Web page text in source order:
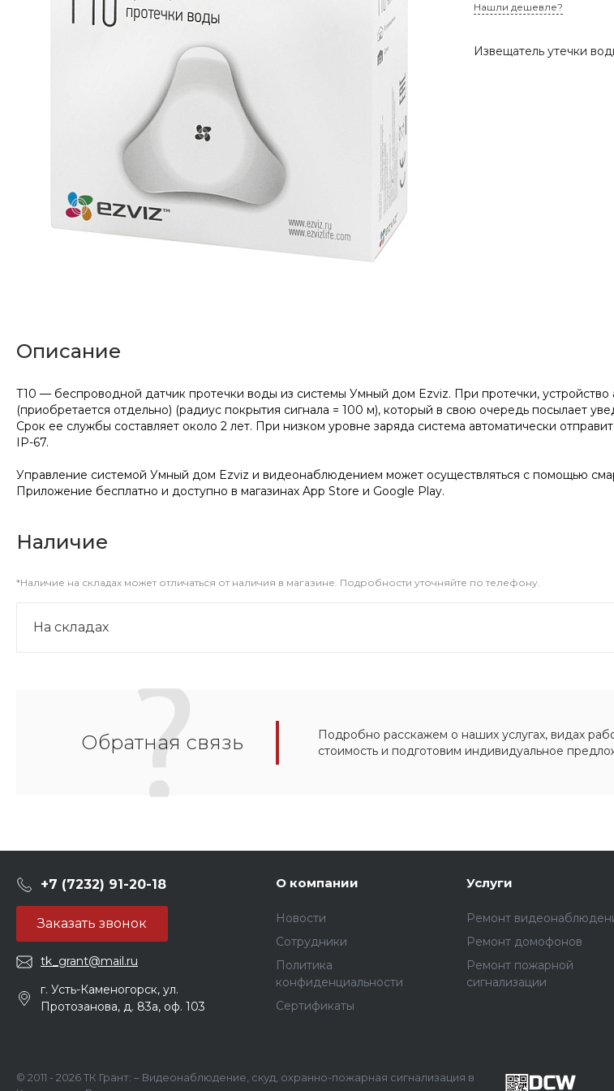
Нашли дешевле?
Извещатель утечки
Описание
T10 — беспроводной датчик протечки воды из системы Умный дом Ezviz. При протечки, устройство
(приобретается отдельно) (радиус покрытия сигнала = 100 м), который в свою очередь посылает
Срок ее службы составляет около 2 лет. При низком уровне заряда система автоматически
IP-67.
Управление системой Умный дом Ezviz и видеонаблюдением может осуществляться с помощью
Приложение бесплатно и доступно в магазинах App Store и Google Play.
Наличие
*Наличие на складах может отличаться от наличия в магазине. Подробности уточняйте по телефону.
На складах
Обратная связь
Подробно расскажем о наших услугах, видах
стоимость и подготовим индивидуальное
+7 (7232) 91-20-18
Заказать звонок
tk_grant@mail.ru
г. Усть-Каменогорск, ул.
Протозанова, д. 83а, оф. 103
О компании
Новости
Сотрудники
Политика
конфиденциальности
Сертификаты
Услуги
Ремонт
Ремонт домофонов
Ремонт пожарной
сигнализации
© 2011 - 2026 ТК Грант: – Видеонаблюдение, скуд, охранно-пожарная сигнализация в